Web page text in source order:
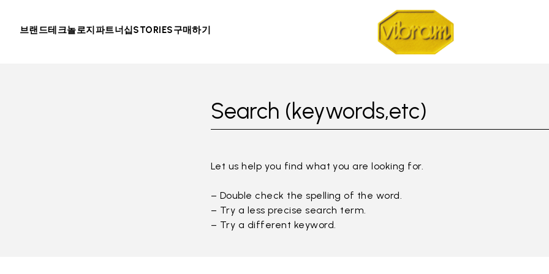
브랜드테크놀로지파트너십STORIES구매하기
Search (keywords,etc)
Let us help you find what you are looking for.
– Double check the spelling of the word.
– Try a less precise search term.
– Try a different keyword.